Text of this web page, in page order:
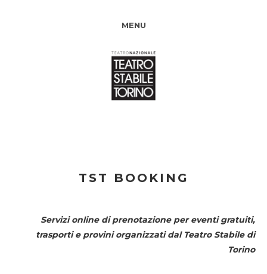
MENU
TST BOOKING
Servizi online di prenotazione per eventi gratuiti,
trasporti e provini organizzati dal Teatro Stabile di
Torino